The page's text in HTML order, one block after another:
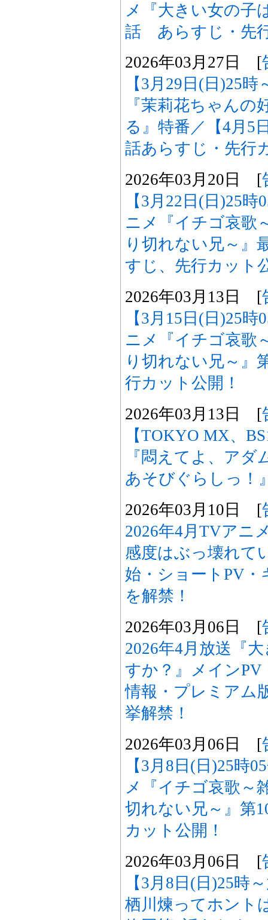
メ『大きい女の子
話 あらすじ・先
2026年03月27日 [
【3月29日(日)25
『茉莉花ちゃん
る』特番／【4月5
話あらすじ・先行
2026年03月20日 [
【3月22日(日)25
ニメ『イチゴ哀歌
り切れない兄～
すじ、先行カット
2026年03月13日 [
【3月15日(日)25
ニメ『イチゴ哀歌
り切れない兄～
行カット公開！
2026年03月13日 [
【TOKYO MX、
『悶えてよ、アダ
あそびぐらしっ！
2026年03月10日 [
2026年4月TVアニ
感度はぶっ壊れて
始・ショートPV
を解禁！
2026年03月06日 [
2026年4月放送『
すか？』メインPV
情報・プレミアム
挙解禁！
2026年03月06日 [
【3月8日(日)25時
メ『イチゴ哀歌～
切れない兄～』第
カット公開！
2026年03月06日 [
【3月8日(日)25時
栖川煉ってホント